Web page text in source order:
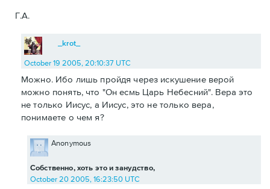
Г.А.
_krot_
October 19 2005, 20:10:37 UTC
Можно. Ибо лишь пройдя через искушение верой
можно понять, что "Он есмь Царь Небесний". Вера это
не только Иисус, а Иисус, это не только вера,
понимаете о чем я?
Собственно, хоть это и занудство,
Anonymous
October 20 2005, 16:23:50 UTC